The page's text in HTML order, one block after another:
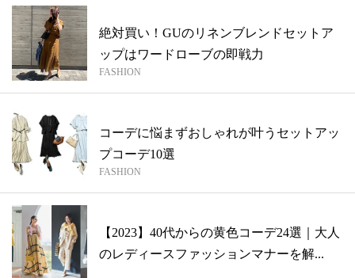
絶対買い！GUのリネンブレンドセットア
ップはワードローブの即戦力
FASHION
コーデに悩まずおしゃれが叶うセットアッ
プコーデ10選
FASHION
【2023】40代からの黄色コーデ24選｜大人
のレディースファッションマナーを解...